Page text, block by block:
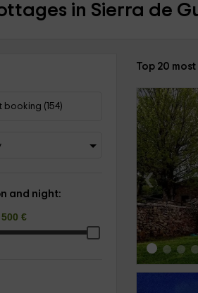
in Sierra de
booking (154)
and night:
Top 20
‹